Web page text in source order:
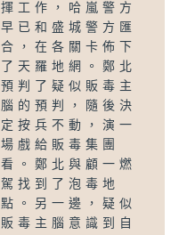
揮工作，哈嵐警方
早已和盛城警方匯
合，在各關卡佈下
了天羅地網。鄭北
預判了疑似販毒主
腦的預判，隨後決
定按兵不動，演一
場戲給販毒集團
看。鄭北與顧一燃
駕找到了泡毒地
點。另一邊，疑似
販毒主腦意識到自